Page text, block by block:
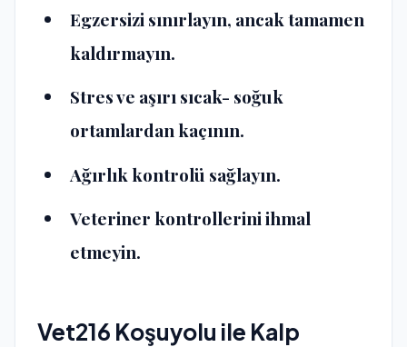
Egzersizi sınırlayın, ancak tamamen
kaldırmayın.
Stres ve aşırı sıcak- soğuk
ortamlardan kaçının.
Ağırlık kontrolü sağlayın.
Veteriner kontrollerini ihmal
etmeyin.
Vet216 Koşuyolu ile Kalp